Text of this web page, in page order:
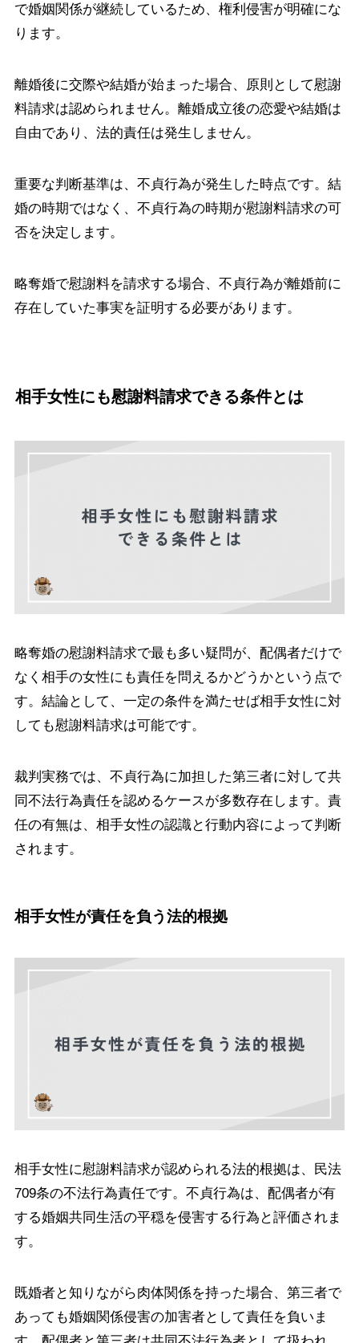
で婚姻関係が継続しているため、権利侵害が明確にな
ります。
離婚後に交際や結婚が始まった場合、原則として慰謝
料請求は認められません。離婚成立後の恋愛や結婚は
自由であり、法的責任は発生しません。
重要な判断基準は、不貞行為が発生した時点です。結
婚の時期ではなく、不貞行為の時期が慰謝料請求の可
否を決定します。
略奪婚で慰謝料を請求する場合、不貞行為が離婚前に
存在していた事実を証明する必要があります。
相手女性にも慰謝料請求できる条件とは
略奪婚の慰謝料請求で最も多い疑問が、配偶者だけで
なく相手の女性にも責任を問えるかどうかという点で
す。結論として、一定の条件を満たせば相手女性に対
しても慰謝料請求は可能です。
裁判実務では、不貞行為に加担した第三者に対して共
同不法行為責任を認めるケースが多数存在します。責
任の有無は、相手女性の認識と行動内容によって判断
されます。
相手女性が責任を負う法的根拠
相手女性に慰謝料請求が認められる法的根拠は、民法
709条の不法行為責任です。不貞行為は、配偶者が有
する婚姻共同生活の平穏を侵害する行為と評価されま
す。
既婚者と知りながら肉体関係を持った場合、第三者で
あっても婚姻関係侵害の加害者として責任を負いま